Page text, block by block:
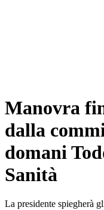
Manovra
dalla
domani
Sanità
La presidente spiegherà